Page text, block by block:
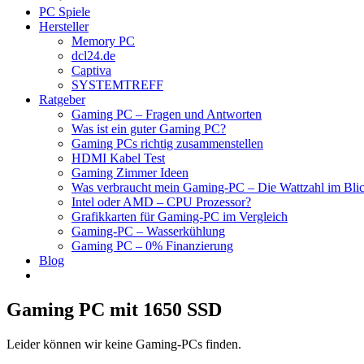
PC Spiele
Hersteller
Memory PC
dcl24.de
Captiva
SYSTEMTREFF
Ratgeber
Gaming PC – Fragen und Antworten
Was ist ein guter Gaming PC?
Gaming PCs richtig zusammenstellen
HDMI Kabel Test
Gaming Zimmer Ideen
Was verbraucht mein Gaming-PC – Die Wattzahl im
Intel oder AMD – CPU Prozessor?
Grafikkarten für Gaming-PC im Vergleich
Gaming-PC – Wasserkühlung
Gaming PC – 0% Finanzierung
Blog
Gaming PC mit 1650 SSD
Leider können wir keine Gaming-PCs finden.